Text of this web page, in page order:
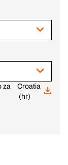
za
Croatia
(hr)